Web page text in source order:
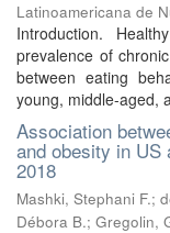
Latinoamericana de
Introduction.
prevalence of
between eating
young, middle-aged,
Association
and obesity in US
2018
Mashki, Stephani F.;
Débora B.; Gregolin,